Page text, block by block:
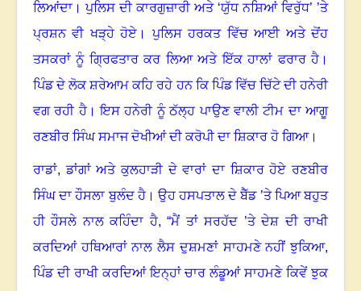
ਲਿਆਂਦਾ ।ਪੁਲਿਸ ਦੀ ਕਾਰਗੁਜ਼ਾਰੀ ਅਤੇ ‘ਯੁੱਧ ਨਸ਼ਿਆਂ ਵਿਰੁੱਧ’ ’ਤੇ
ਪ੍ਰਸ਼ਨ ਵੀ ਖੜ੍ਹੇ ਹੋਏ ।ਪੁਲਿਸ ਹਰਕਤ ਵਿੱਚ ਆਈ ਅਤੇ ਦੋਂਹ
ਤਸਕਰਾਂ ਨੂੰ ਗ੍ਰਿਫਤਾਰ ਕਰ ਲਿਆ ਅਤੇ ਇੱਕ ਹਾਲਾਂ ਫਰਾਰ ਹੈ ।
ਪਿੰਡ ਦੇ ਲੋਕ ਸ਼ਰੇਆਮ ਕਹਿ ਰਹੇ ਹਨ ਕਿ ਪਿੰਡ ਵਿੱਚ ਚਿੱਟੇ ਦੀ ਹਨੇਰੀ
ਵਗ ਰਹੀ ਹੈ।ਇਸ ਹਨੇਰੀ ਨੂੰ ਠੱਲ੍ਹ ਪਾਉਣ ਵਾਲੀ ਟੀਮ ਦਾ ਆਗੂ
ਰਣਬੀਰ ਸਿੰਘ ਸਮਾਜ ਦੋਖੀਆਂ ਦੀ ਕਰੋਪੀ ਦਾ ਸ਼ਿਕਾਰ ਹੋ ਗਿਆ।
ਰਾਡਾਂ,ਡਾਂਗਾਂ ਅਤੇ ਕੁਲਹਾੜੀ ਦੇ ਵਾਰਾਂ ਦਾ ਸ਼ਿਕਾਰ ਹੋਏ ਰਣਬੀਰ
ਸਿੰਘ ਦਾ ਹੌਸਲਾ ਬੁਲੰਦ ਹੈ। ਉਹ ਹਸਪਤਾਲ ਦੇ ਬੈੱਡ ’ਤੇ ਪਿਆ ਬਹੁਤ
ਹੀ ਹੌਸਲੇ ਨਾਲ ਕਹਿੰਦਾ ਹੈ, “ਮੈਂ ਤਾਂ ਸਰਹੱਦ ’ਤੇ ਦੇਸ਼ ਦੀ ਰਾਖੀ
ਕਰਦਿਆਂ ਹਥਿਆਰਾਂ ਨਾਲ ਲੈਸ ਦੁਸ਼ਮਣਾਂ ਸਾਹਮਣੇ ਨਹੀਂ ਝੁਕਿਆ,
ਪਿੰਡ ਦੀ ਰਾਖੀ ਕਰਦਿਆਂ ਇਨ੍ਹਾਂ ਚਾਰ ਲੰਡੂਆਂ ਸਾਹਮਣੇ ਕਿਵੇਂ ਝੁਕ